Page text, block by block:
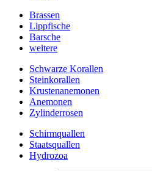
Brassen
Lippfische
Barsche
weitere
Schwarze Korallen
Steinkorallen
Krustenanemonen
Anemonen
Zylinderrosen
Schirmquallen
Staatsquallen
Hydrozoa